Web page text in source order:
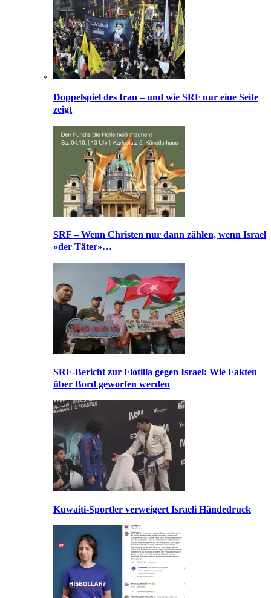
Doppelspiel des Iran – und wie SRF nur eine Seite
zeigt
SRF – Wenn Christen nur dann zählen, wenn Israel
«der Täter»…
SRF-Bericht zur Flotilla gegen Israel: Wie Fakten
über Bord geworfen werden
Kuwaiti-Sportler verweigert Israeli Händedruck